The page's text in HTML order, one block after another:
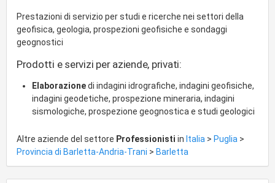
Prestazioni di servizio per studi e ricerche nei settori della
geofisica, geologia, prospezioni geofisiche e sondaggi
geognostici
Prodotti e servizi per aziende, privati:
Elaborazionedi indagini idrografiche, indagini geofisiche,
indagini geodetiche, prospezione mineraria, indagini
sismologiche, prospezione geognostica e studi geologici
Altre aziende del settore Professionisti in Italia > Puglia >
Provincia di Barletta-Andria-Trani > Barletta